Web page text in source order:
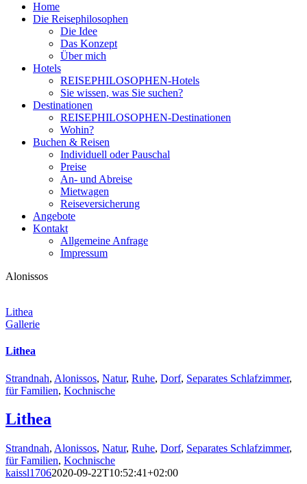
Home
Die Reisephilosophen
Die Idee
Das Konzept
Über mich
Hotels
REISEPHILOSOPHEN-Hotels
Sie wissen, was Sie suchen?
Destinationen
REISEPHILOSOPHEN-Destinationen
Wohin?
Buchen & Reisen
Individuell oder Pauschal
Preise
An- und Abreise
Mietwagen
Reiseversicherung
Angebote
Kontakt
Allgemeine Anfrage
Impressum
Alonissos
Lithea
Gallerie
Lithea
Strandnah, Alonissos, Natur, Ruhe, Dorf, Separates Schlafzimmer,
für Familien, Kochnische
Lithea
Strandnah, Alonissos, Natur, Ruhe, Dorf, Separates Schlafzimmer,
für Familien, Kochnische
kaissl17062020-09-22T10:52:41+02:00